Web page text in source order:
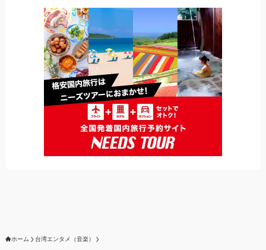
ホーム 台湾エンタメ（音楽）